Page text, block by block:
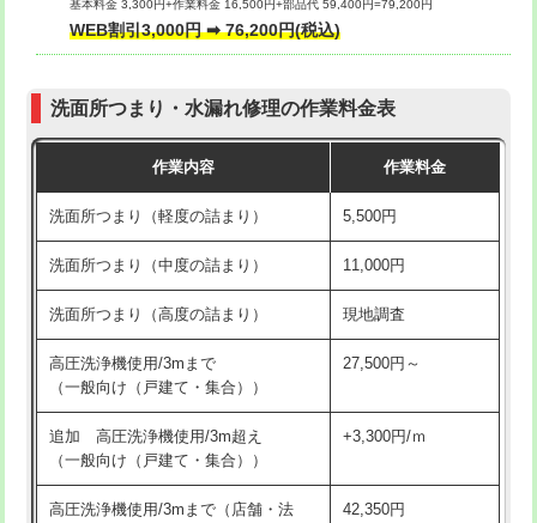
マス交換（深さ50㎝以上）
モルタル補修（厚さ10㎝まで） 27,500円
モルタル補修（厚さ10㎝超え） 38,500円
洗面台設置 38,500円
バスタブ設置 現場見積
追加人工 16,500円
廃棄・処分
※給水管工事は20mmまでの価格です。
式・ワンホール）)
（P/S/ポップアップ））
交換・取付（その他部品） 11,000円+材料費
持込商品取付（単水栓） 13,200円
持込商品取付（混合水栓） 16,500円
持込商品取付（浄水器・分岐水栓） 16,500円
給水管工事※（ホール加工) 16,500円
給水管工事※（バンド止め)
給水管工事※（支持金具設置) 5,500円
給水管工事※（保温材使用（バンド止
め込み）)
5,500円
基本料金 3,300円+作業料金 16,500円+部品代 59,400円=79,200円
WEB割引3,000円 ➡ 76,200円(税込)
洗面所つまり・水漏れ修理の作業料金表
作業内容 作業料金
洗面所つまり（軽度の詰まり） 5,500円
洗面所つまり（中度の詰まり） 11,000円
洗面所つまり（高度の詰まり） 現地調査
高圧洗浄機使用/3mまで
（一般向け（戸建て・集合））
27,500円～
追加 高圧洗浄機使用/3m超え
（一般向け（戸建て・集合））
+3,300円/ｍ
高圧洗浄機使用/3mまで（店舗・法
42,350円